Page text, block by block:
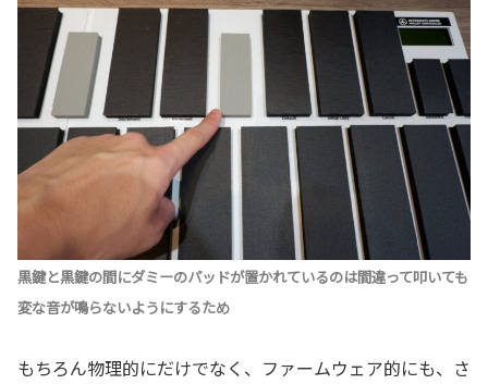
黒鍵と黒鍵の間にダミーのパッドが置かれているのは間違って叩いても
変な音が鳴らないようにするため
もちろん物理的にだけでなく、ファームウェア的にも、さ